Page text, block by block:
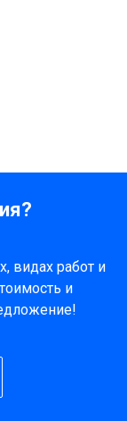
видах работ и
и